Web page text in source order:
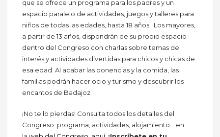
que se ofrece un programa para los padres y un
espacio paralelo de actividades, juegos y talleres para
niños de todas las edades, hasta 18 años. Los mayores,
a partir de 13 años, dispondrán de su propio espacio
dentro del Congreso con charlas sobre temas de
interés y actividades divertidas para chicos y chicas de
esa edad. Al acabar las ponencias y la comida, las
familias podrán hacer ocio y turismo y descubrir los
encantos de Badajoz.
¡No te lo pierdas! Consulta todos los detalles del
Congreso: programa, actividades, alojamiento… en